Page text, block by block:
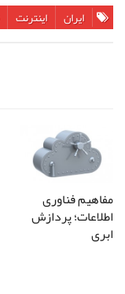
ایران اینترنت
مفاهیم فناوری
اطلاعات؛ پردازش
ابری